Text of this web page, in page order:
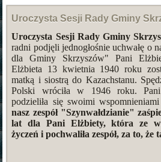
Uroczysta Sesji Rady Gminy
Uroczysta Sesji Rady Gminy
radni podjęli jednogłośnie uchwałę o
dla Gminy Skrzyszów" Pani
Elżbieta 13 kwietnia 1940 roku
matką i siostrą do Kazachstanu.
Polski wróciła w 1946 roku.
podzieliła się swoimi
nasz zespół "Szynwałdzianie"
lat dla Pani Elżbiety, która ze
życzeń i pochwaliła zespół, za to, że